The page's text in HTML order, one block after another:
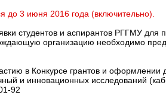
до 3 июня 2016 года (включительно).
студентов и аспирантов РГГМУ
организацию необходимо
в Конкурсе грантов и
и инновационных исследований
92